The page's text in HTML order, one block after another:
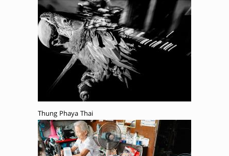
Thung Phaya Thai